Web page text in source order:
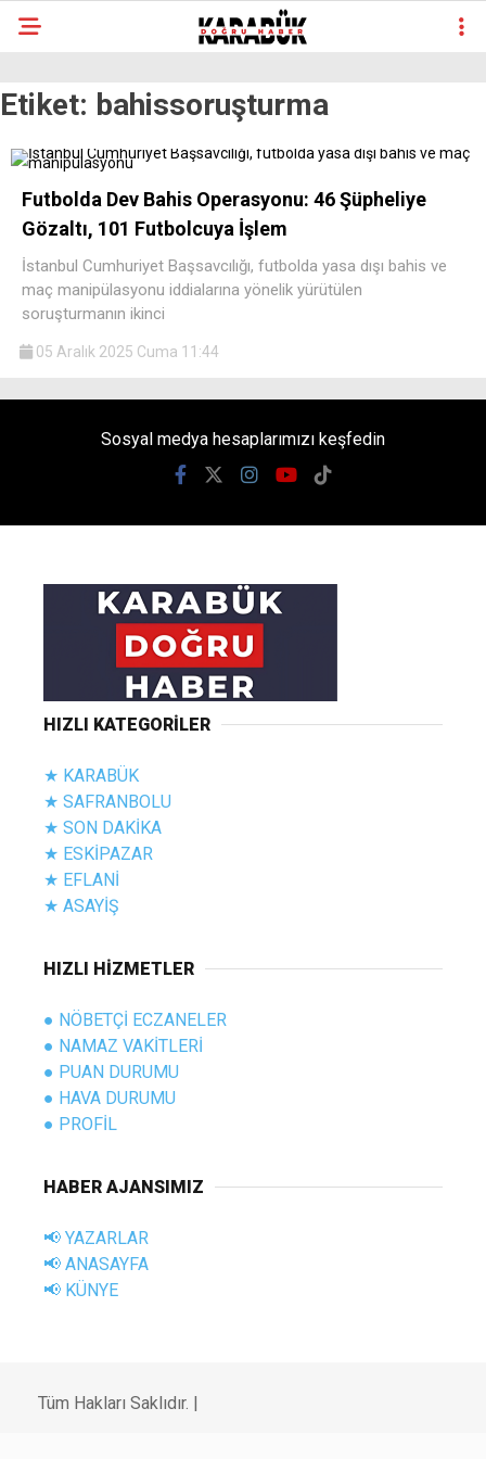
Etiket: bahissoruşturma
Futbolda Dev Bahis Operasyonu: 46 Şüpheliye
Gözaltı, 101 Futbolcuya İşlem
İstanbul Cumhuriyet Başsavcılığı, futbolda yasa dışı bahis ve
maç manipülasyonu iddialarına yönelik yürütülen
soruşturmanın ikinci
05 Aralık 2025 Cuma 11:44
Sosyal medya hesaplarımızı keşfedin
HIZLI KATEGORİLER
★ KARABÜK
★ SAFRANBOLU
★ SON DAKİKA
★ ESKİPAZAR
★ EFLANİ
★ ASAYİŞ
HIZLI HİZMETLER
● NÖBETÇİ ECZANELER
● NAMAZ VAKİTLERİ
● PUAN DURUMU
● HAVA DURUMU
● PROFİL
HABER AJANSIMIZ
📢 YAZARLAR
📢 ANASAYFA
📢 KÜNYE
Tüm Hakları Saklıdır. |